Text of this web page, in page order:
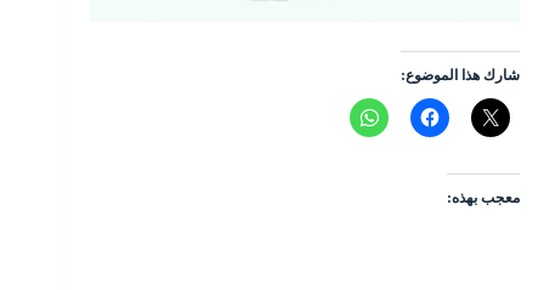
شارك هذا الموضوع:
معجب بهذه: